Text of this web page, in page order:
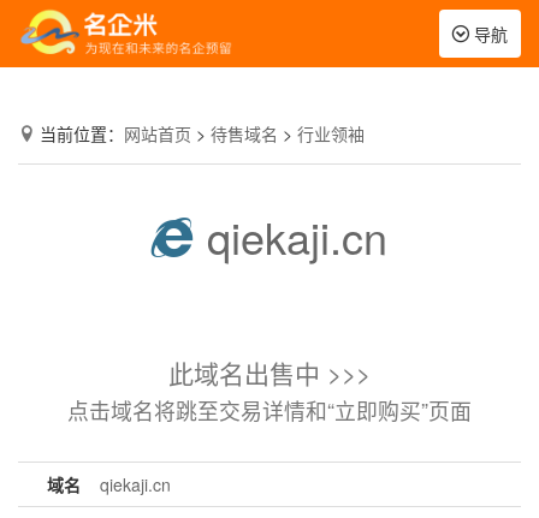
Toggle
navigation
导航
当前位置： 网站首页 > 待售域名 > 行业领袖
qiekaji.cn
此域名出售中 >>>
点击域名将跳至交易详情和“立即购买”页面
域名
qiekaji.cn